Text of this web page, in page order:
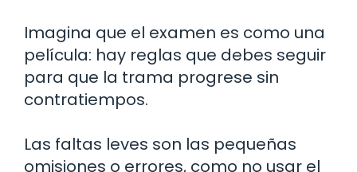
Imagina que el examen es como una
película: hay reglas que debes seguir
para que la trama progrese sin
contratiempos.
Las faltas leves son las pequeñas
omisiones o errores, como no usar el